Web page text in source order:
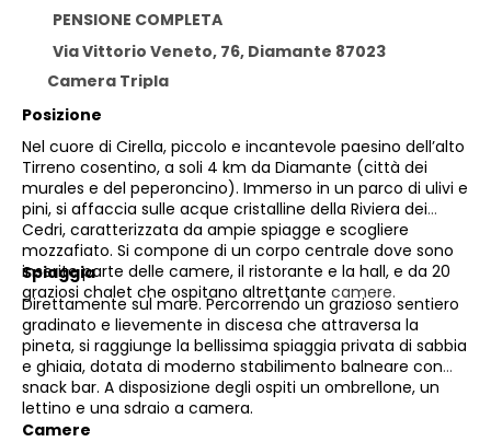
PENSIONE COMPLETA
Via Vittorio Veneto, 76, Diamante 87023
Camera Tripla
Posizione
Nel cuore di Cirella, piccolo e incantevole paesino dell’alto
Tirreno cosentino, a soli 4 km da Diamante (città dei
murales e del peperoncino). Immerso in un parco di ulivi e
pini, si affaccia sulle acque cristalline della Riviera dei
Cedri, caratterizzata da ampie spiagge e scogliere
mozzafiato. Si compone di un corpo centrale dove sono
inserite parte delle camere, il ristorante e la hall, e da 20
graziosi chalet che ospitano altrettante camere.
Spiaggia
Direttamente sul mare. Percorrendo un grazioso sentiero
gradinato e lievemente in discesa che attraversa la
pineta, si raggiunge la bellissima spiaggia privata di sabbia
e ghiaia, dotata di moderno stabilimento balneare con
snack bar. A disposizione degli ospiti un ombrellone, un
lettino e una sdraio a camera.
Camere